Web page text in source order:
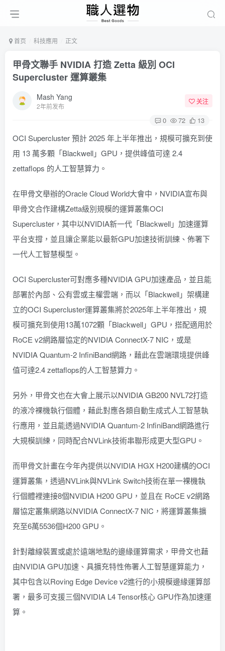
首页 科技應用 正文
甲骨文聯手 NVIDIA 打造 Zetta 級別 OCI
Supercluster 運算叢集
Mash Yang
2年前发布
关注
0 72 13
OCI Supercluster 預計 2025 年上半年推出，規模可擴充到使
用 13 萬多顆「Blackwell」GPU，提供峰值可達 2.4
zettaflops 的人工智慧算力。
在甲骨文舉辦的Oracle Cloud World大會中，NVIDIA宣布與
甲骨文合作建構Zetta級別規模的運算叢集OCI
Supercluster，其中以NVIDIA新一代「Blackwell」加速運算
平台支撐，並且讓企業能以最新GPU加速技術訓練、佈署下
一代人工智慧模型。
OCI Supercluster可對應多種NVIDIA GPU加速產品，並且能
部署於內部、公有雲或主權雲端，而以「Blackwell」架構建
立的OCI Supercluster運算叢集將於2025年上半年推出，規
模可擴充到使用13萬1072顆「Blackwell」GPU，搭配適用於
RoCE v2網路層協定的NVIDIA ConnectX-7 NIC，或是
NVIDIA Quantum-2 InfiniBand網路，藉此在雲端環境提供峰
值可達2.4 zettaflops的人工智慧算力。
另外，甲骨文也在大會上展示以NVIDIA GB200 NVL72打造
的液冷裸機執行個體，藉此對應各類自動生成式人工智慧執
行應用，並且能透過NVIDIA Quantum-2 InfiniBand網路進行
大規模訓練，同時配合NVLink技術串聯形成更大型GPU。
而甲骨文計畫在今年內提供以NVIDIA HGX H200建構的OCI
運算叢集，透過NVLink與NVLink Switch技術在單一裸機執
行個體裡連接8個NVIDIA H200 GPU，並且在 RoCE v2網路
層協定叢集網路以NVIDIA ConnectX-7 NIC，將運算叢集擴
充至6萬5536個H200 GPU。
針對離線裝置或處於遠端地點的邊緣運算需求，甲骨文也藉
由NVIDIA GPU加速、具擴充特性佈署人工智慧運算能力，
其中包含以Roving Edge Device v2進行的小規模邊緣運算部
署，最多可支援三個NVIDIA L4 Tensor核心 GPU作為加速運
算。